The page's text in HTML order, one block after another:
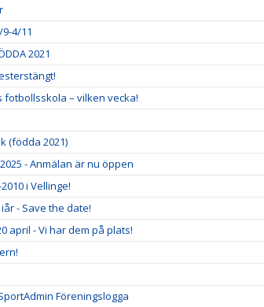
4/11
2021
– vilken vecka!
(födda 2021)
- Anmälan är nu öppen
i Vellinge!
- Save the date!
april - Vi har dem på plats!
Föreningslogga